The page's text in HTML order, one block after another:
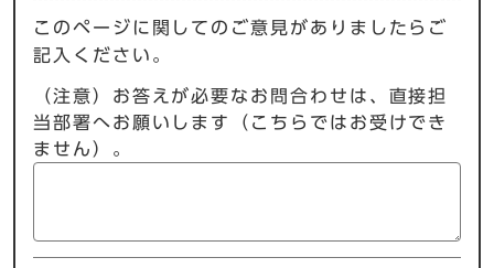
このページに関してのご意見がありましたらご
記入ください。
（注意）お答えが必要なお問合わせは、直接担
当部署へお願いします（こちらではお受けでき
ません）。